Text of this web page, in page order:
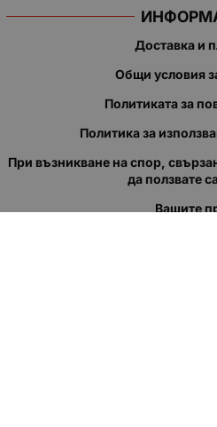
Доставка и
Общи условия
Политиката за
Политика за
При възникване на спор,
да ползвате
Вашите